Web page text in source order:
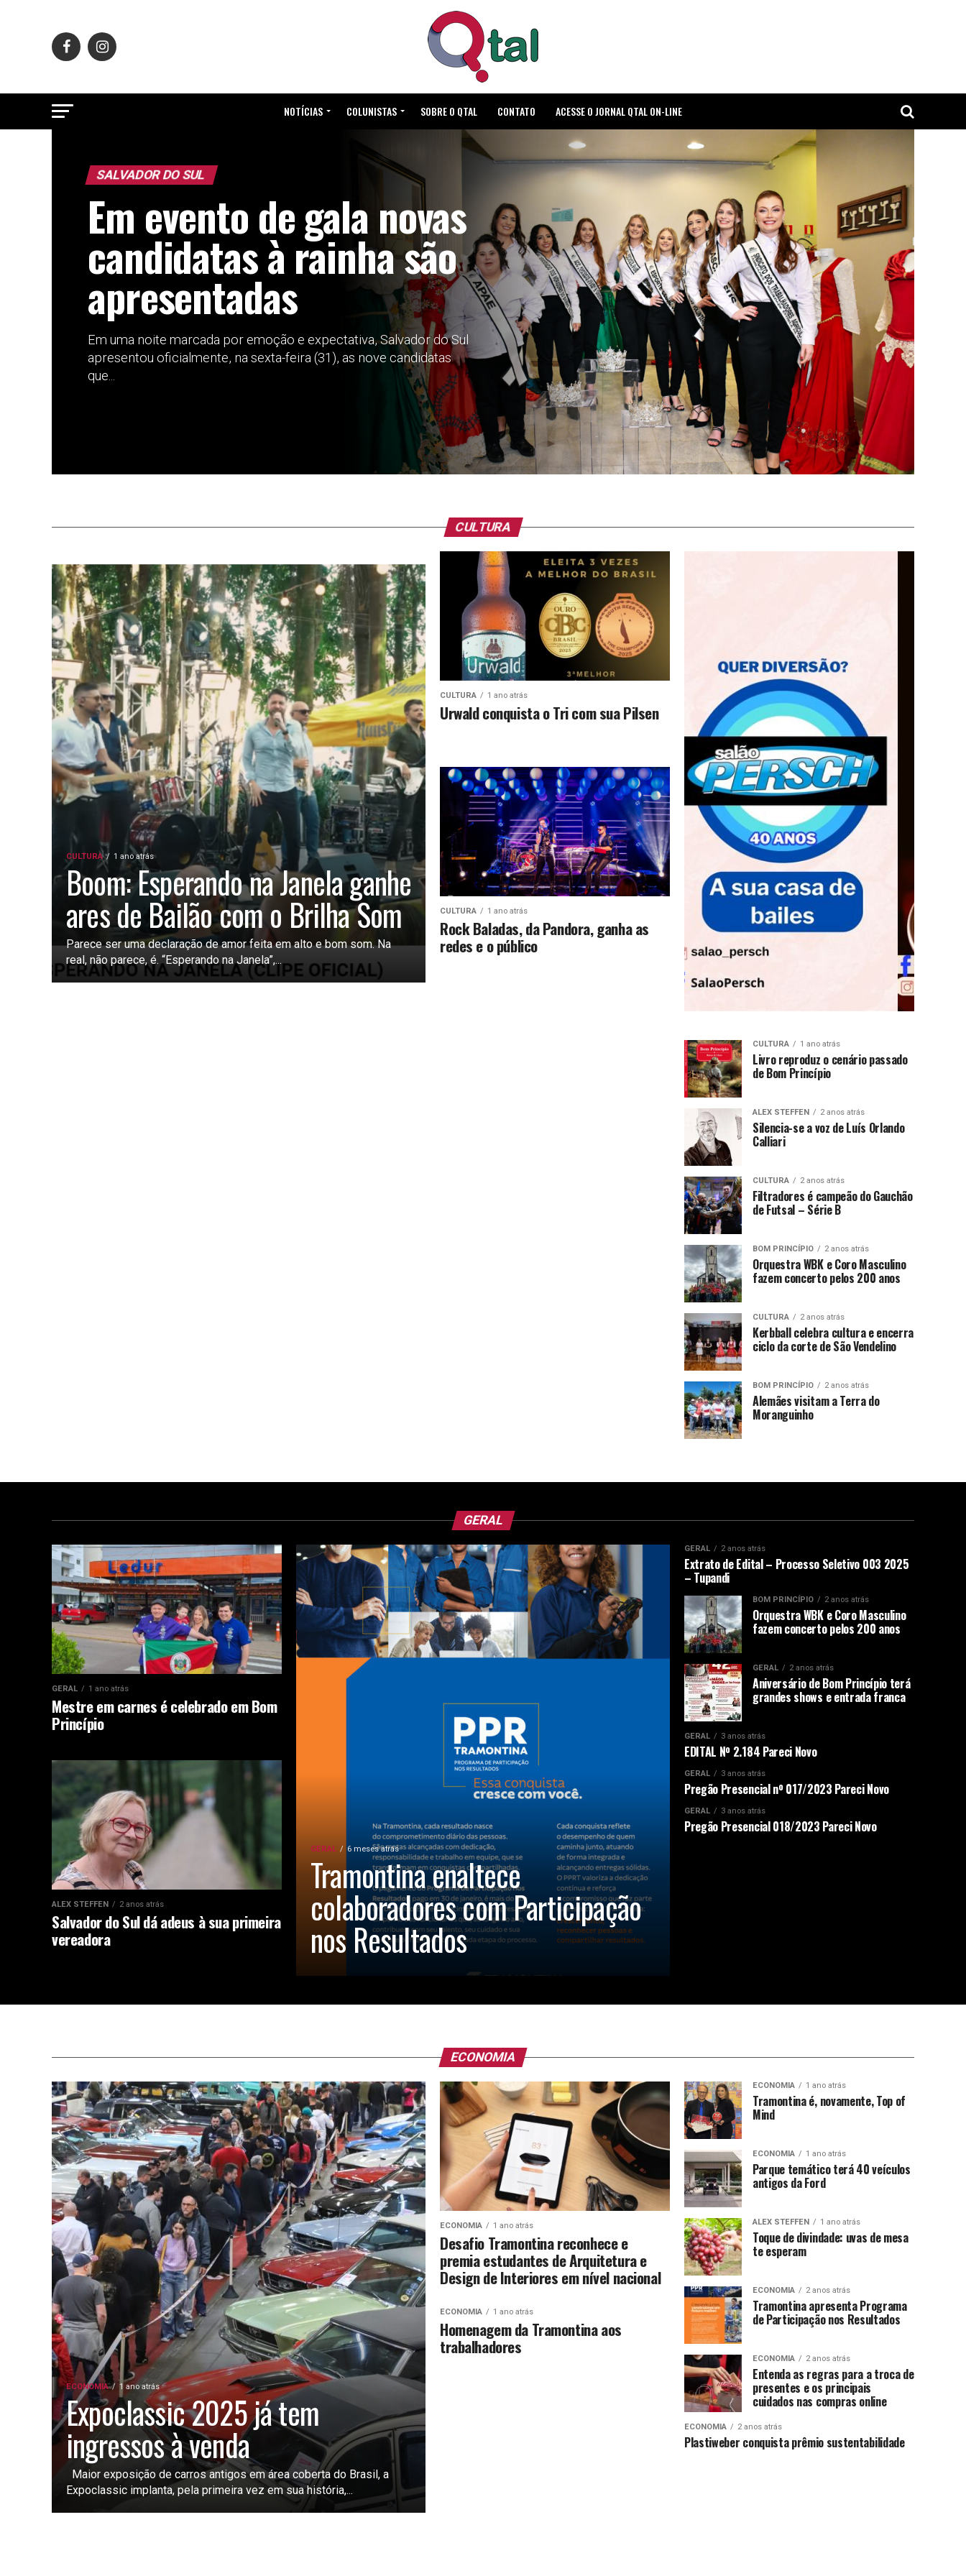
NOTÍCIAS COLUNISTAS SOBRE O QTAL CONTATO ACESSE O JORNAL QTAL ON-LINE
SALVADOR DO SUL
Em evento de gala novas
candidatas à rainha são
apresentadas
Em uma noite marcada por emoção e expectativa, Salvador do Sul
apresentou oficialmente, na sexta-feira (31), as nove candidatas
que...
CULTURA
CULTURA 1 ano atrás
Boom: Esperando na Janela ganhe
ares de Bailão com o Brilha Som
Parece ser uma declaração de amor feita em alto e bom som. Na
real, não parece, é. “Esperando na Janela”,...
CULTURA 1 ano atrás
Urwald conquista o Tri com sua Pilsen
CULTURA 1 ano atrás
Rock Baladas, da Pandora, ganha as
redes e o público
CULTURA 1 ano atrás
Livro reproduz o cenário passado
de Bom Princípio
ALEX STEFFEN 2 anos atrás
Silencia-se a voz de Luís Orlando
Calliari
CULTURA 2 anos atrás
Filtradores é campeão do Gauchão
de Futsal – Série B
BOM PRINCÍPIO 2 anos atrás
Orquestra WBK e Coro Masculino
fazem concerto pelos 200 anos
CULTURA 2 anos atrás
Kerbball celebra cultura e encerra
ciclo da corte de São Vendelino
BOM PRINCÍPIO 2 anos atrás
Alemães visitam a Terra do
Moranguinho
GERAL
GERAL 6 meses atrás
Tramontina enaltece
colaboradores com Participação
nos Resultados
GERAL 1 ano atrás
Mestre em carnes é celebrado em Bom
Princípio
ALEX STEFFEN 2 anos atrás
Salvador do Sul dá adeus à sua primeira
vereadora
GERAL 2 anos atrás
Extrato de Edital – Processo Seletivo 003 2025
– Tupandi
BOM PRINCÍPIO 2 anos atrás
Orquestra WBK e Coro Masculino
fazem concerto pelos 200 anos
GERAL 2 anos atrás
Aniversário de Bom Princípio terá
grandes shows e entrada franca
GERAL 3 anos atrás
EDITAL Nº 2.184 Pareci Novo
GERAL 3 anos atrás
Pregão Presencial nº 017/2023 Pareci Novo
GERAL 3 anos atrás
Pregão Presencial 018/2023 Pareci Novo
ECONOMIA
ECONOMIA 1 ano atrás
Expoclassic 2025 já tem
ingressos à venda
Maior exposição de carros antigos em área coberta do Brasil, a
Expoclassic implanta, pela primeira vez em sua história,...
ECONOMIA 1 ano atrás
Desafio Tramontina reconhece e
premia estudantes de Arquitetura e
Design de Interiores em nível nacional
ECONOMIA 1 ano atrás
Homenagem da Tramontina aos
trabalhadores
ECONOMIA 1 ano atrás
Tramontina é, novamente, Top of
Mind
ECONOMIA 1 ano atrás
Parque temático terá 40 veículos
antigos da Ford
ALEX STEFFEN 1 ano atrás
Toque de divindade: uvas de mesa
te esperam
ECONOMIA 2 anos atrás
Tramontina apresenta Programa
de Participação nos Resultados
ECONOMIA 2 anos atrás
Entenda as regras para a troca de
presentes e os principais
cuidados nas compras online
ECONOMIA 2 anos atrás
Plastiweber conquista prêmio sustentabilidade